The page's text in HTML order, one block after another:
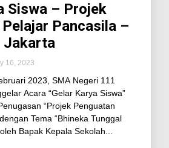
Siswa – Projek
Pancasila –
Jakarta
16, 2023
2023, SMA Negeri 111
Acara “Gelar Karya Siswa”
“Projek Penguatan
Tema “Bhineka Tunggal
Bapak Kepala Sekolah...